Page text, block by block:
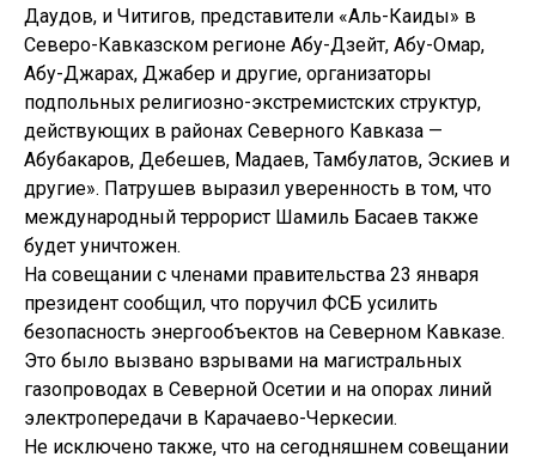
Даудов, и Читигов, представители «Аль-Каиды» в
Северо-Кавказском регионе Абу-Дзейт, Абу-Омар,
Абу-Джарах, Джабер и другие, организаторы
подпольных религиозно-экстремистских структур,
действующих в районах Северного Кавказа —
Абубакаров, Дебешев, Мадаев, Тамбулатов, Эскиев и
другие». Патрушев выразил уверенность в том, что
международный террорист Шамиль Басаев также
будет уничтожен.
На совещании с членами правительства 23 января
президент сообщил, что поручил ФСБ усилить
безопасность энергообъектов на Северном Кавказе.
Это было вызвано взрывами на магистральных
газопроводах в Северной Осетии и на опорах линий
электропередачи в Карачаево-Черкесии.
Не исключено также, что на сегодняшнем совещании